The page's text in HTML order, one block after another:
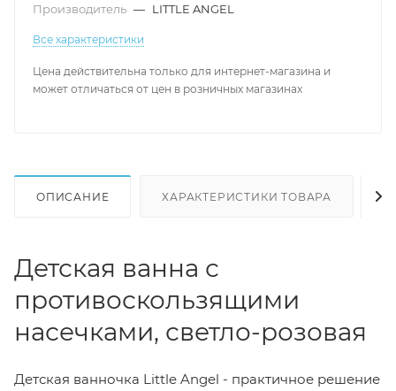
Производитель — LITTLE ANGEL
Все характеристики
Цена действительна только для интернет-магазина и
может отличаться от цен в розничных магазинах
ОПИСАНИЕ ХАРАКТЕРИСТИКИ ТОВАРА
Детская ванна с
противоскользящими
насечками, светло-розовая
Детская ванночка Little Angel - практичное решение